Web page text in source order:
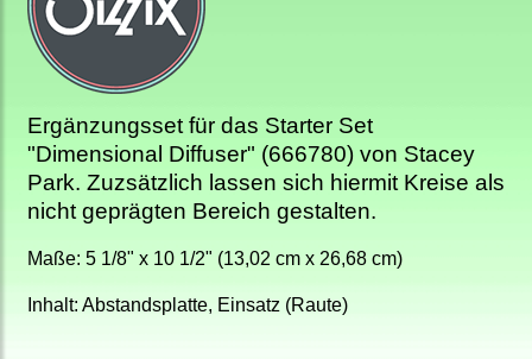
Ergänzungsset für das Starter Set
"Dimensional Diffuser" (666780) von Stacey
Park. Zuzsätzlich lassen sich hiermit Kreise als
nicht geprägten Bereich gestalten.
Maße: 5 1/8" x 10 1/2" (13,02 cm x 26,68 cm)
Inhalt: Abstandsplatte, Einsatz (Raute)